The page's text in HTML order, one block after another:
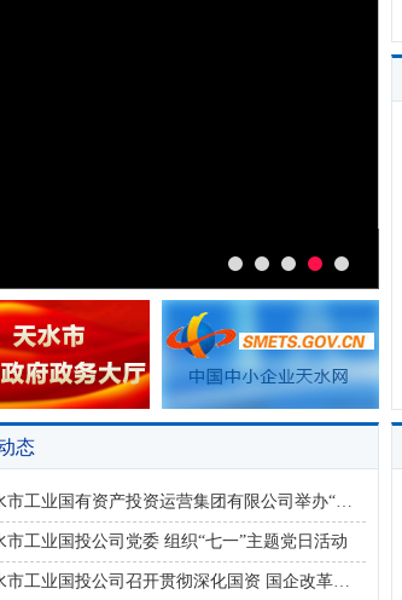
会相关论坛及活动
态
天水市工业国有资产投资运营集团有限公司举办“学党史、立信念、创业绩” 演讲比赛
市工业国投公司党委 组织“七一”主题党日活动
天水市工业国投公司召开贯彻深化国资 国企改革会议精神学习传达会